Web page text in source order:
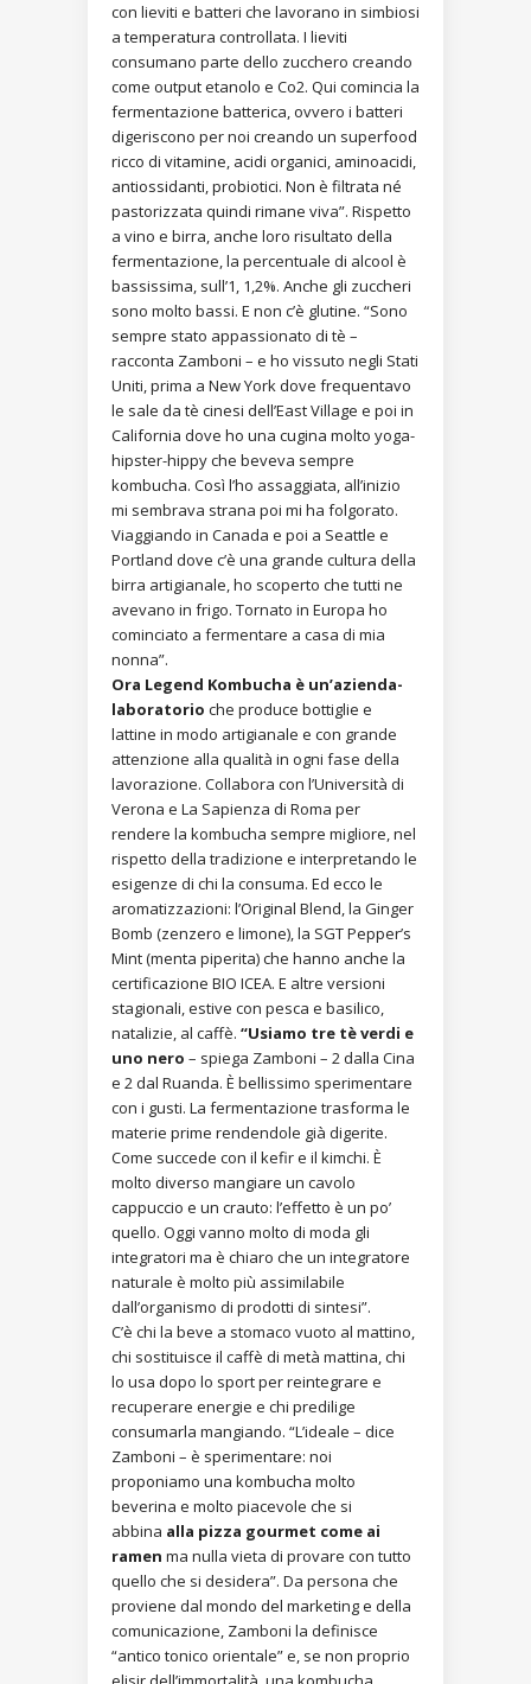
con lieviti e batteri che lavorano in simbiosi
a temperatura controllata. I lieviti
consumano parte dello zucchero creando
come output etanolo e Co2. Qui comincia la
fermentazione batterica, ovvero i batteri
digeriscono per noi creando un superfood
ricco di vitamine, acidi organici, aminoacidi,
antiossidanti, probiotici. Non è filtrata né
pastorizzata quindi rimane viva”. Rispetto
a vino e birra, anche loro risultato della
fermentazione, la percentuale di alcool è
bassissima, sull’1, 1,2%. Anche gli zuccheri
sono molto bassi. E non c’è glutine. “Sono
sempre stato appassionato di tè –
racconta Zamboni – e ho vissuto negli Stati
Uniti, prima a New York dove frequentavo
le sale da tè cinesi dell’East Village e poi in
California dove ho una cugina molto yoga-
hipster-hippy che beveva sempre
kombucha. Così l’ho assaggiata, all’inizio
mi sembrava strana poi mi ha folgorato.
Viaggiando in Canada e poi a Seattle e
Portland dove c’è una grande cultura della
birra artigianale, ho scoperto che tutti ne
avevano in frigo. Tornato in Europa ho
cominciato a fermentare a casa di mia
nonna”.
Ora Legend Kombucha è un’azienda-
laboratorio che produce bottiglie e
lattine in modo artigianale e con grande
attenzione alla qualità in ogni fase della
lavorazione. Collabora con l’Università di
Verona e La Sapienza di Roma per
rendere la kombucha sempre migliore, nel
rispetto della tradizione e interpretando le
esigenze di chi la consuma. Ed ecco le
aromatizzazioni: l’Original Blend, la Ginger
Bomb (zenzero e limone), la SGT Pepper’s
Mint (menta piperita) che hanno anche la
certificazione BIO ICEA. E altre versioni
stagionali, estive con pesca e basilico,
natalizie, al caffè. “Usiamo tre tè verdi e
uno nero – spiega Zamboni – 2 dalla Cina
e 2 dal Ruanda. È bellissimo sperimentare
con i gusti. La fermentazione trasforma le
materie prime rendendole già digerite.
Come succede con il kefir e il kimchi. È
molto diverso mangiare un cavolo
cappuccio e un crauto: l’effetto è un po’
quello. Oggi vanno molto di moda gli
integratori ma è chiaro che un integratore
naturale è molto più assimilabile
dall’organismo di prodotti di sintesi”.
C’è chi la beve a stomaco vuoto al mattino,
chi sostituisce il caffè di metà mattina, chi
lo usa dopo lo sport per reintegrare e
recuperare energie e chi predilige
consumarla mangiando. “L’ideale – dice
Zamboni – è sperimentare: noi
proponiamo una kombucha molto
beverina e molto piacevole che si
abbina alla pizza gourmet come ai
ramen ma nulla vieta di provare con tutto
quello che si desidera”. Da persona che
proviene dal mondo del marketing e della
comunicazione, Zamboni la definisce
“antico tonico orientale” e, se non proprio